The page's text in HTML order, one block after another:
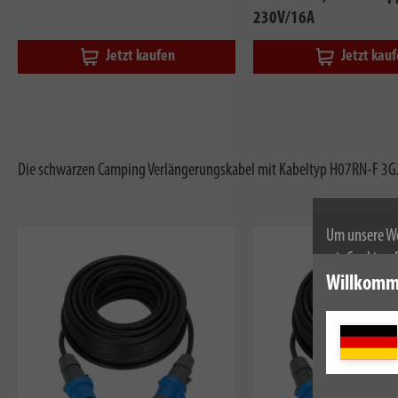
Um unsere
wir Cookies.
Weitere
Jetzt kaufen
230V/16A
Jetzt
Die schwarzen Camping Verlängerungskabel mit Kabeltyp H07RN-